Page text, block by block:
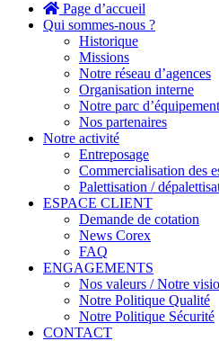
Page d’accueil
Qui sommes-nous ?
Historique
Missions
Notre réseau d’agences
Organisation interne
Notre parc
Nos partenaires
Notre activité
Entreposage
Commercialisation des
Palettisation /
ESPACE CLIENT
Demande de cotation
News Corex
FAQ
ENGAGEMENTS
Nos valeurs / Notre
Notre Politique Qualité
Notre Politique Sécurité
CONTACT